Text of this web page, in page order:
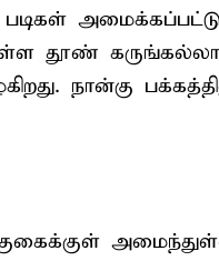
தூண்
நான்கு